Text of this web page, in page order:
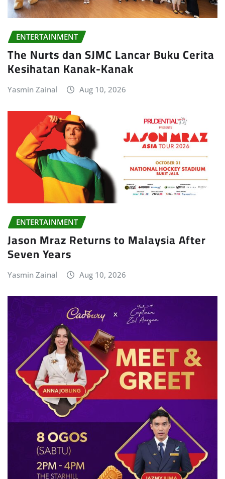
ENTERTAINMENT
The Nurts dan SJMC Lancar Buku Cerita
Kesihatan Kanak-Kanak
Yasmin Zainal Aug 10, 2026
ENTERTAINMENT
Jason Mraz Returns to Malaysia After
Seven Years
Yasmin Zainal Aug 10, 2026